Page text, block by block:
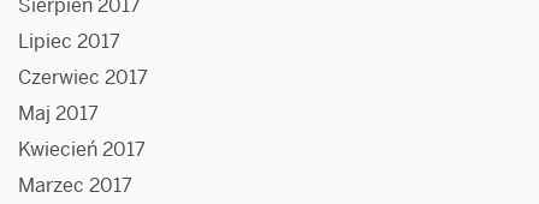
Lipiec 2017
Czerwiec 2017
Maj 2017
Kwiecień 2017
Marzec 2017